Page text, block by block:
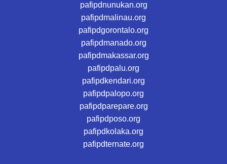
pafipdnunukan.org
pafipdmalinau.org
pafipdgorontalo.org
pafipdmanado.org
pafipdmakassar.org
pafipdpalu.org
pafipdkendari.org
pafipdpalopo.org
pafipdparepare.org
pafipdposo.org
pafipdkolaka.org
pafipdternate.org